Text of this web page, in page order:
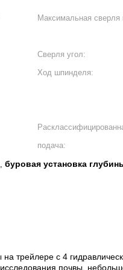
Максимальная сверля
Сверля угол:
Ход шпинделя:
подача:
, буровая установка
трейлере с 4
почвы,